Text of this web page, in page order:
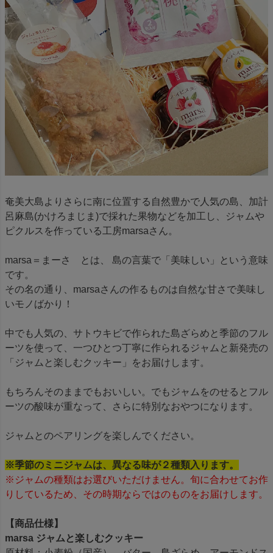
奄美大島よりさらに南に位置する自然豊かで人気の島、加計
呂麻島(かけろまじま)で採れた果物などを加工し、ジャムや
ピクルスを作っている工房marsaさん。
marsa＝まーさ とは、 島の言葉で「美味しい」という意味
です。
その名の通り、marsaさんの作るものは自然な甘さで美味し
いモノばかり！
中でも人気の、サトウキビで作られた島ざらめと季節のフル
ーツを使って、一つひとつ丁寧に作られるジャムと新発売の
「ジャムと楽しむクッキー」をお届けします。
もちろんそのままでもおいしい。でもジャムをのせるとフル
ーツの酸味が重なって、さらに特別なおやつになります。
ジャムとのペアリングを楽しんでください。
※季節のミニジャムは、異なる味が２種類入ります。
※ジャムの種類はお選びいただけません。旬に合わせてお作
りしているため、その時期ならではのものをお届けします。
【商品仕様】
marsa ジャムと楽しむクッキー